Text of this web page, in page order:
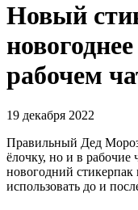
Новый
рабочем
19 декабря 2022
Правильный Дед
ёлочку, но и в
новогодний
использовать до и